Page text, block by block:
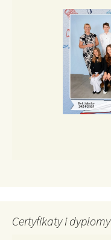
Certyfikaty i dyplomy